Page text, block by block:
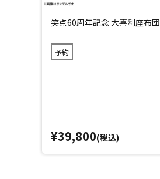
笑点60周年記念 大喜利座布団
予約
¥39,800(税込)